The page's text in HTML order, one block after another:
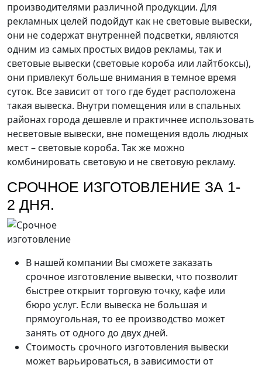
производителями различной продукции. Для
рекламных целей подойдут как не световые вывески,
они не содержат внутренней подсветки, являются
одним из самых простых видов рекламы, так и
световые вывески (световые короба или лайтбоксы),
они привлекут больше внимания в темное время
суток. Все зависит от того где будет расположена
такая вывеска. Внутри помещения или в спальных
районах города дешевле и практичнее использовать
несветовые вывески, вне помещения вдоль людных
мест – световые короба. Так же можно
комбинировать световую и не световую рекламу.
СРОЧНОЕ ИЗГОТОВЛЕНИЕ ЗА 1-
2 ДНЯ.
В нашей компании Вы сможете заказать
срочное изготовление вывески, что позволит
быстрее открыит торговую точку, кафе или
бюро услуг. Если вывеска не большая и
прямоугольная, то ее производство может
занять от одного до двух дней.
Стоимость срочного изготовления вывески
может варьироваться, в зависимости от